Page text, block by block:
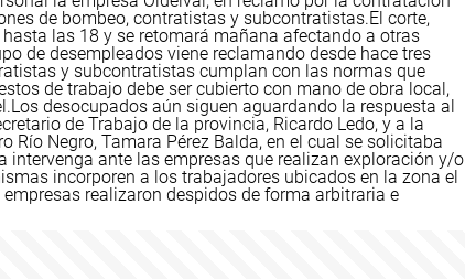
de bombeo, contratistas y subcontratistas.El corte,
las 18 y se retomará mañana afectando a otras
de desempleados viene reclamando desde hace tres
y subcontratistas cumplan con las normas que
de trabajo debe ser cubierto con mano de obra local,
Los desocupados aún siguen aguardando la respuesta al
de Trabajo de la provincia, Ricardo Ledo, y a la
Río Negro, Tamara Pérez Balda, en el cual se solicitaba
intervenga ante las empresas que realizan exploración y/o
incorporen a los trabajadores ubicados en la zona el
realizaron despidos de forma arbitraria e